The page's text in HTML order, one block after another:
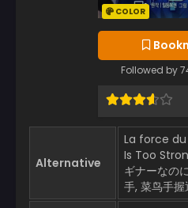
COLOR
Followed by
Alternative
La force
Is Too
ギナーなの
手, 菜鸟手